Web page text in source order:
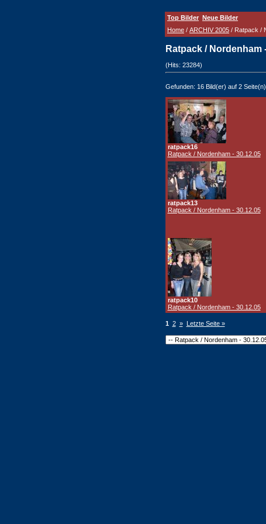
Top Bilder Neue Bilder
Home / ARCHIV 2005 / Ratpack /
Ratpack / Nordenham
(Hits: 23284)
Gefunden: 16 Bild(er) auf 2
ratpack16
Ratpack / Nordenham - 30.12.05
ratpack13
Ratpack / Nordenham - 30.12.05
ratpack10
Ratpack / Nordenham - 30.12.05
1 2 » Letzte Seite »